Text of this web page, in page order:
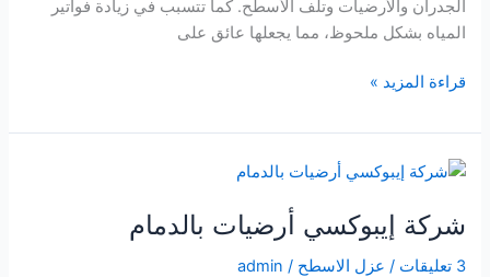
الجدران والأرضيات وتلف الأسطح. كما تتسبب في زيادة فواتير
المياه بشكل ملحوظ، مما يجعلها عائق على
شركة
تسربات
المياه
بالقطيف
قراءة المزيد »
شركة إيبوكسي أرضيات بالدمام
3 تعليقات / عزل الاسطح /
admin